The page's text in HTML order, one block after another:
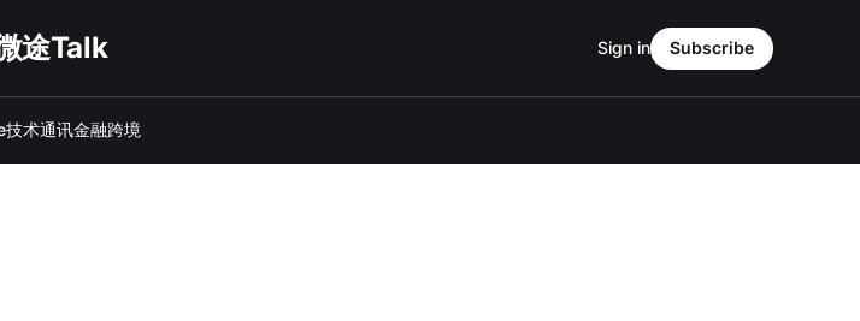
途Talk
技术通讯金融跨境
Sign in Subscribe